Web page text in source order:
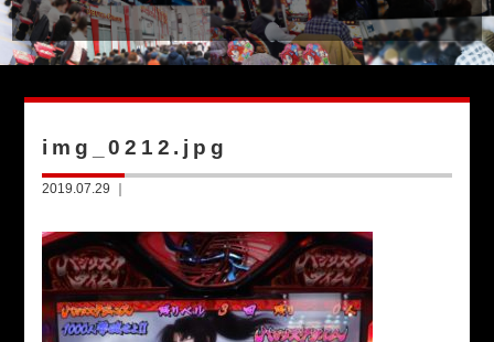
img_0212.jpg
2019.07.29 ｜